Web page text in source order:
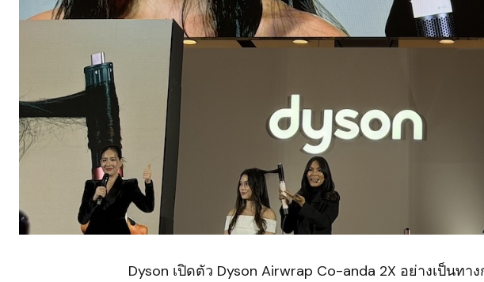
Dyson เปิดตัว Dyson Airwrap Co-anda 2X อย่างเป็นทา